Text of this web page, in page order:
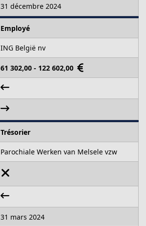
31 décembre 2024
Employé
ING België nv
61 302,00 - 122 602,00
Trésorier
Parochiale Werken van Melsele vzw
31 mars 2024